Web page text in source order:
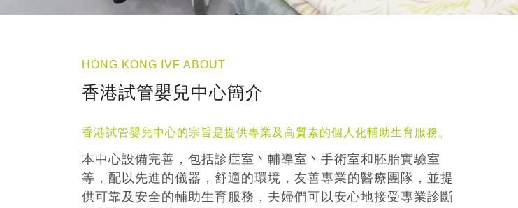
HONG KONG IVF ABOUT
香港試管嬰兒中心簡介
香港試管嬰兒中心的宗旨是提供專業及高質素的個人化輔助生育服務。
本中心設備完善，包括診症室丶輔導室丶手術室和胚胎實驗室
等，配以先進的儀器，舒適的環境，友善專業的醫療團隊，並提
供可靠及安全的輔助生育服務，夫婦們可以安心地接受專業診斷